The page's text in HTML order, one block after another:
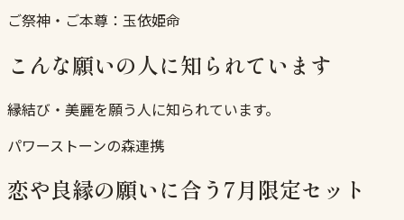
ご祭神・ご本尊： 玉依姫命
こんな願いの人に知られています
縁結び・美麗を願う人に知られています。
パワーストーンの森連携
恋や良縁の願いに合う7月限定セット